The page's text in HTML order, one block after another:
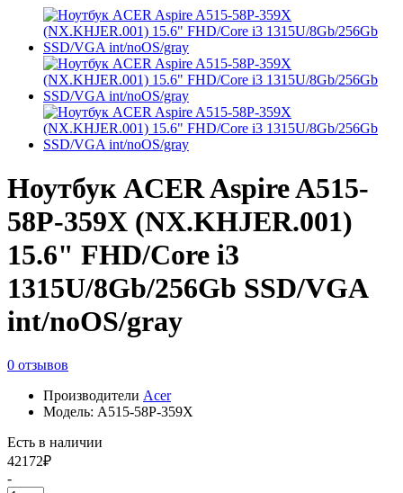
Ноутбук ACER Aspire A515-
58P-359X (NX.KHJER.001)
15.6" FHD/Core i3
1315U/8Gb/256Gb SSD/VGA
int/noOS/gray
0 отзывов
Производители Acer
Модель: A515-58P-359X
Есть в наличии
42172₽
-